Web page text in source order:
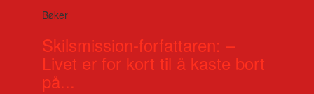
Bøker
Skilsmission-forfattaren: –
Livet er for kort til å kaste bort
på...